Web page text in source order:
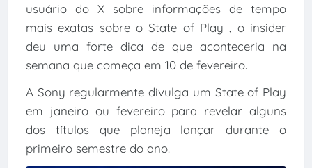
usuário do X sobre informações de tempo
mais exatas sobre o State of Play , o insider
deu uma forte dica de que aconteceria na
semana que começa em 10 de fevereiro.
A Sony regularmente divulga um State of Play
em janeiro ou fevereiro para revelar alguns
dos títulos que planeja lançar durante o
primeiro semestre do ano.